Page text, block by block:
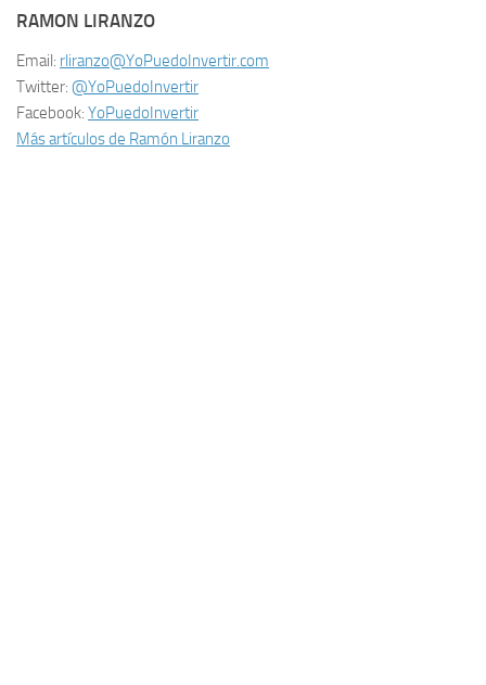
RAMON LIRANZO
Email: rliranzo@YoPuedoInvertir.com
Twitter: @YoPuedoInvertir
Facebook: YoPuedoInvertir
Más artículos de Ramón Liranzo